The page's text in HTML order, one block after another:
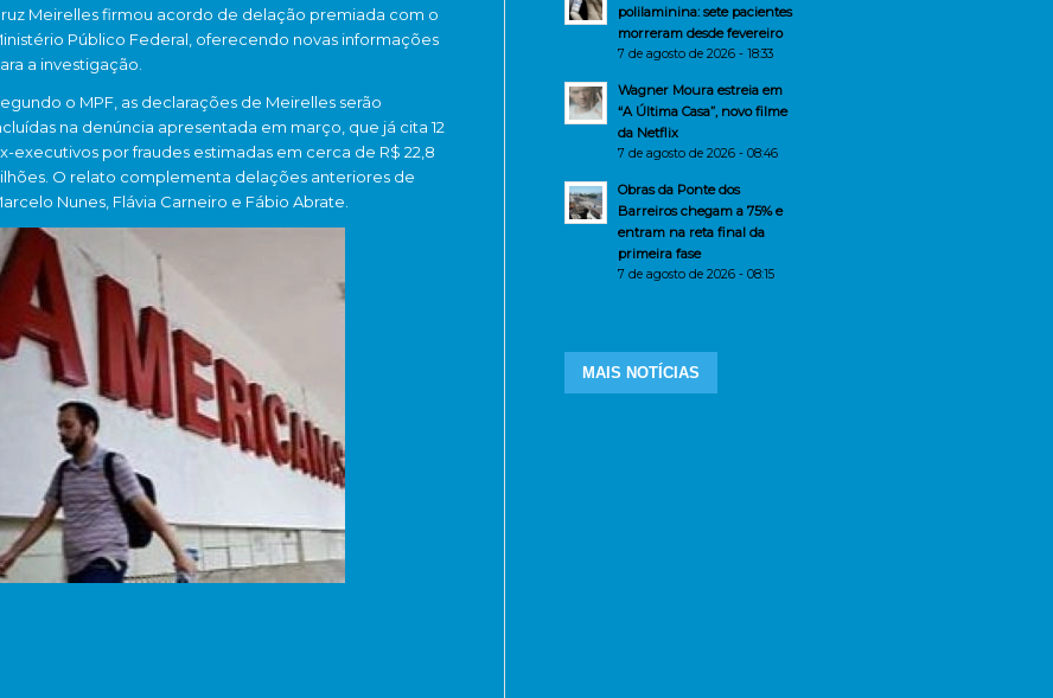
Meirelles firmou acordo de delação premiada com o
Público Federal, oferecendo novas informações
a investigação.
o MPF, as declarações de Meirelles serão
na denúncia apresentada em março, que já cita 12
executivos por fraudes estimadas em cerca de R$ 22,8
O relato complementa delações anteriores de
Nunes, Flávia Carneiro e Fábio Abrate.
polilaminina: sete pacientes
morreram desde fevereiro
7 de agosto de 2026 - 18:33
Wagner Moura estreia em
“A Última Casa”, novo filme
da Netflix
7 de agosto de 2026 - 08:46
Obras da Ponte dos
Barreiros chegam a 75% e
entram na reta final da
primeira fase
7 de agosto de 2026 - 08:15
MAIS NOTÍCIAS